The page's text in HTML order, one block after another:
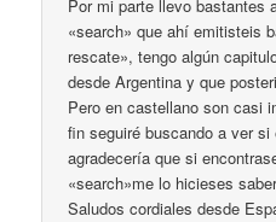
Por mi parte llevo bastantes
«search» que ahí emitisteis
rescate», tengo algún
desde Argentina y que
Pero en castellano son casi
fin seguiré buscando a ver
agradecería que si
«search»me lo hicieses
Saludos cordiales desde